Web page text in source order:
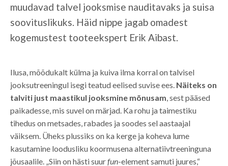
muudavad talvel jooksmise nauditavaks ja suisa
soovituslikuks. Häid nippe jagab omadest
kogemustest tooteekspert Erik Aibast.
Ilusa, mõõdukalt külma ja kuiva ilma korral on talvisel
jooksutreeningul isegi teatud eelised suvise ees. Näiteks on
talviti just maastikul jooksmine mõnusam, sest pääsed
paikadesse, mis suvel on märjad. Ka rohu ja taimestiku
tihedus on metsades, rabades ja soodes sel aastaajal
väiksem. Üheks plussiks on ka kerge ja koheva lume
kasutamine loodusliku koormusena alternatiivtreeninguna
jõusaalile. „Siin on hästi suurfun-element samuti juures,“